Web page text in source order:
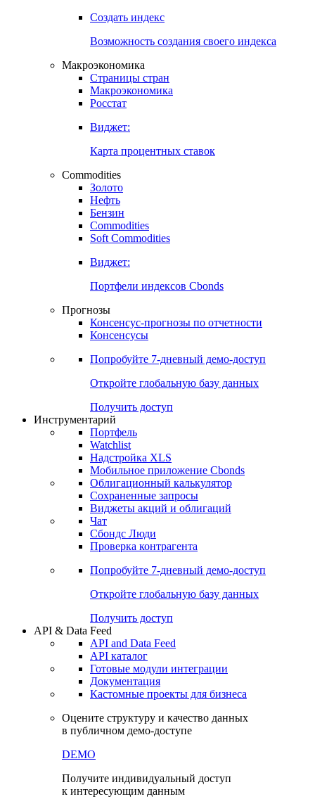
Создать индекс
Возможность создания своего индекса
Макроэкономика
Страницы стран
Макроэкономика
Росстат
Виджет:
Карта процентных ставок
Commodities
Золото
Нефть
Бензин
Commodities
Soft Commodities
Виджет:
Портфели индексов Cbonds
Прогнозы
Консенсус-прогнозы по отчетности
Консенсусы
Попробуйте 7-дневный демо-доступ
Откройте глобальную базу данных
Получить доступ
Инструментарий
Портфель
Watchlist
Надстройка XLS
Мобильное приложение Cbonds
Облигационный калькулятор
Сохраненные запросы
Виджеты акций и облигаций
Чат
Сбондс Люди
Проверка контрагента
Попробуйте 7-дневный демо-доступ
Откройте глобальную базу данных
Получить доступ
API & Data Feed
API and Data Feed
API каталог
Готовые модули интеграции
Документация
Кастомные проекты для бизнеса
Оцените структуру и качество данных
в публичном демо-доступе
DEMO
Получите индивидуальный доступ
к интересующим данным